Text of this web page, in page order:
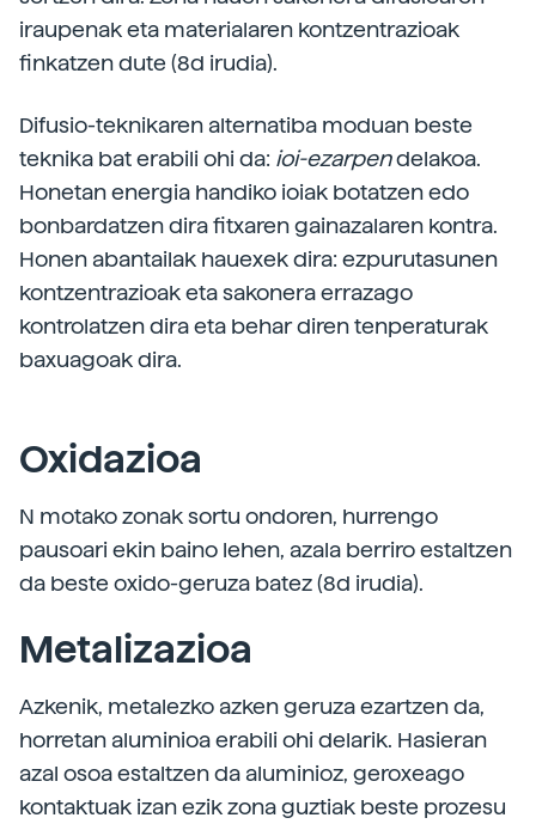
iraupenak eta materialaren kontzentrazioak
finkatzen dute (8d irudia).
Difusio-teknikaren alternatiba moduan beste
teknika bat erabili ohi da: ioi-ezarpendelakoa.
Honetan energia handiko ioiak botatzen edo
bonbardatzen dira fitxaren gainazalaren kontra.
Honen abantailak hauexek dira: ezpurutasunen
kontzentrazioak eta sakonera errazago
kontrolatzen dira eta behar diren tenperaturak
baxuagoak dira.
Oxidazioa
N motako zonak sortu ondoren, hurrengo
pausoari ekin baino lehen, azala berriro estaltzen
da beste oxido-geruza batez (8d irudia).
Metalizazioa
Azkenik, metalezko azken geruza ezartzen da,
horretan aluminioa erabili ohi delarik. Hasieran
azal osoa estaltzen da aluminioz, geroxeago
kontaktuak izan ezik zona guztiak beste prozesu